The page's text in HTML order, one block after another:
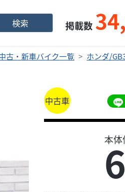
検索 掲載数
古・新車バイク一覧
ホンダ/
中古車
本体